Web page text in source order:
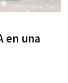
en una